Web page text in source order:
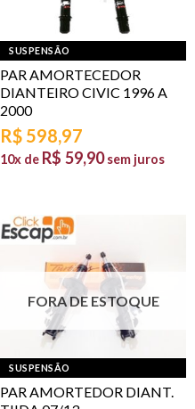
SUSPENSÃO
PAR AMORTECEDOR
DIANTEIRO CIVIC 1996 A
2000
R$ 598,97
10x de R$ 59,90 sem juros
FORA DE ESTOQUE
SUSPENSÃO
PAR AMORTEDOR DIANT.